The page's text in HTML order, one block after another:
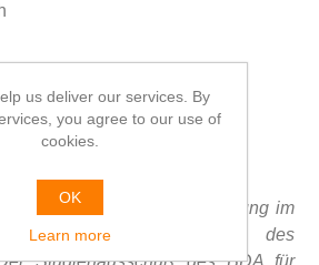
but No DJ
gr.
Reihe ist der Rationalisierung im
unter Voranstellung des
us deliver our services. By
you agree to our use of
cookies.
OK
Learn more